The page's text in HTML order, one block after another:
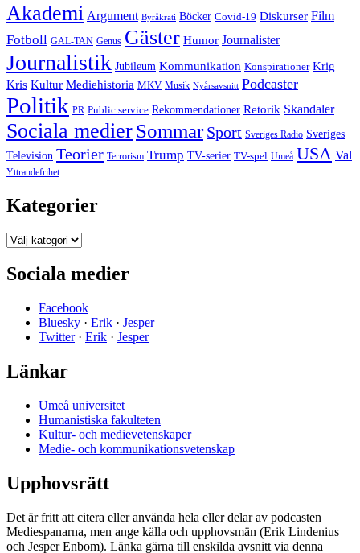
Akademi Argument Byråkrati Böcker Covid-19 Diskurser Film
Fotboll GAL-TAN Genus Gäster Humor Journalister
Journalistik Jubileum Kommunikation Konspirationer Krig
Kris Kultur Mediehistoria MKV Musik Nyårsavsnitt Podcaster
Politik PR Public service Rekommendationer Retorik Skandaler
Sociala medierSommar Sport Sveriges Radio Sveriges
Television Teorier Terrorism Trump TV-serier TV-spel Umeå USA Val
Yttrandefrihet
Kategorier
Kategorier
Sociala medier
Facebook
Bluesky · Erik · Jesper
Twitter· Erik · Jesper
Länkar
Umeå universitet
Humanistiska fakulteten
Kultur- och medievetenskaper
Medie- och kommunikationsvetenskap
Upphovsrätt
Det är fritt att citera eller använda hela eller delar av podcasten
Mediespanarna, men ange källa och upphovsmän (Erik Lindenius
och Jesper Enbom). Länka gärna till enskilda avsnitt via denna